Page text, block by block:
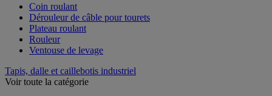
Coin roulant
Dérouleur de câble pour tourets
Plateau roulant
Rouleur
Ventouse de levage
Tapis, dalle et caillebotis industriel
Voir toute la catégorie